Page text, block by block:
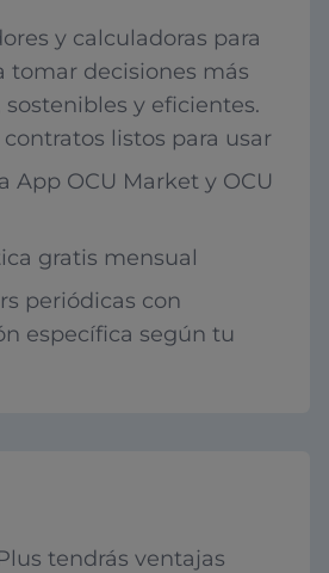
y calculadoras para
tomar decisiones más
sostenibles y eficientes.
contratos listos para usar
App OCU Market y OCU
gratis mensual
periódicas con
específica según tu
tendrás ventajas